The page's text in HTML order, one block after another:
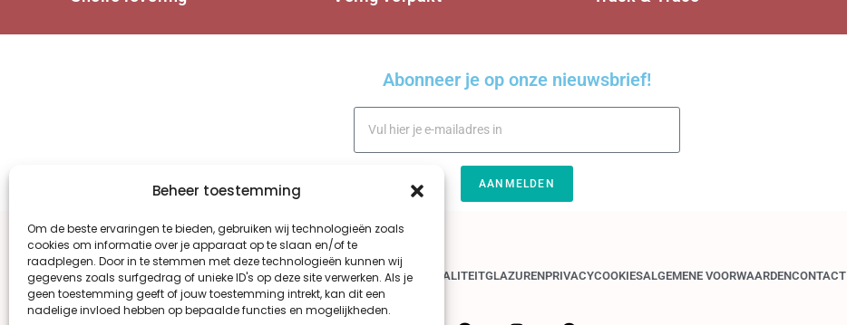
Beheer toestemming
Om de beste ervaringen te bieden, gebruiken wij technologieën zoals
cookies om informatie over je apparaat op te slaan en/of te
raadplegen. Door in te stemmen met deze technologieën kunnen wij
gegevens zoals surfgedrag of unieke ID's op deze site verwerken. Als je
geen toestemming geeft of jouw toestemming intrekt, kan dit een
nadelige invloed hebben op bepaalde functies en mogelijkheden.
Abonneer je op onze nieuwsbrief!
AANMELDEN
l
t
e
r
WINKELOVER ONSBESTELLEN EN BEZORGEN KWALITEITGLAZURENPRIVACYCOOKIESALGEMENE VOORWAARDENCONTACT